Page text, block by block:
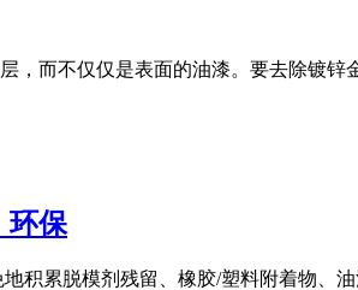
，而不仅仅是表面的油漆。要去除镀
环保
积累脱模剂残留、橡胶/塑料附着物